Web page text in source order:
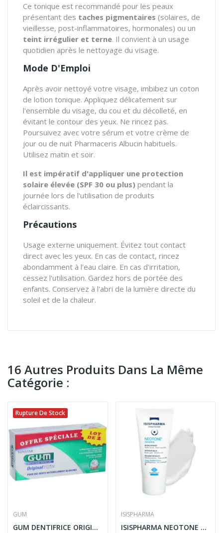
Ce tonique est recommandé pour les peaux
présentant des taches pigmentaires (solaires, de
vieillesse, post-inflammatoires, hormonales) ou un
teint irrégulier et terne. Il convient à un usage
quotidien après le nettoyage du visage.
Mode D'Emploi
Après avoir nettoyé votre visage, imbibez un coton
de lotion tonique. Appliquez délicatement sur
l'ensemble du visage, du cou et du décolleté, en
évitant le contour des yeux. Ne rincez pas.
Poursuivez avec votre sérum et votre crème de
jour ou de nuit Pharmaceris Albucin habituels.
Utilisez matin et soir.
Il est impératif d'appliquer une protection
solaire élevée (SPF 30 ou plus) pendant la
journée lors de l'utilisation de produits
éclaircissants.
Précautions
Usage externe uniquement. Évitez tout contact
direct avec les yeux. En cas de contact, rincez
abondamment à l'eau claire. En cas d'irritation,
cessez l'utilisation. Gardez hors de portée des
enfants. Conservez à l'abri de la lumière directe du
soleil et de la chaleur.
16 Autres Produits Dans La Même
Catégorie :
Rupture De Stock
GUM
GUM DENTIFRICE ORIGINAL WHITE DUO
ISISPHARMA
ISISPHARMA NEOTONE SENSITIVE BALM BAUME...